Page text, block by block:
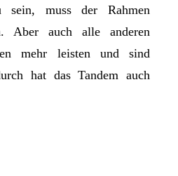
sein, muss der Rahmen
Aber auch alle anderen
mehr leisten und sind
hat das Tandem auch